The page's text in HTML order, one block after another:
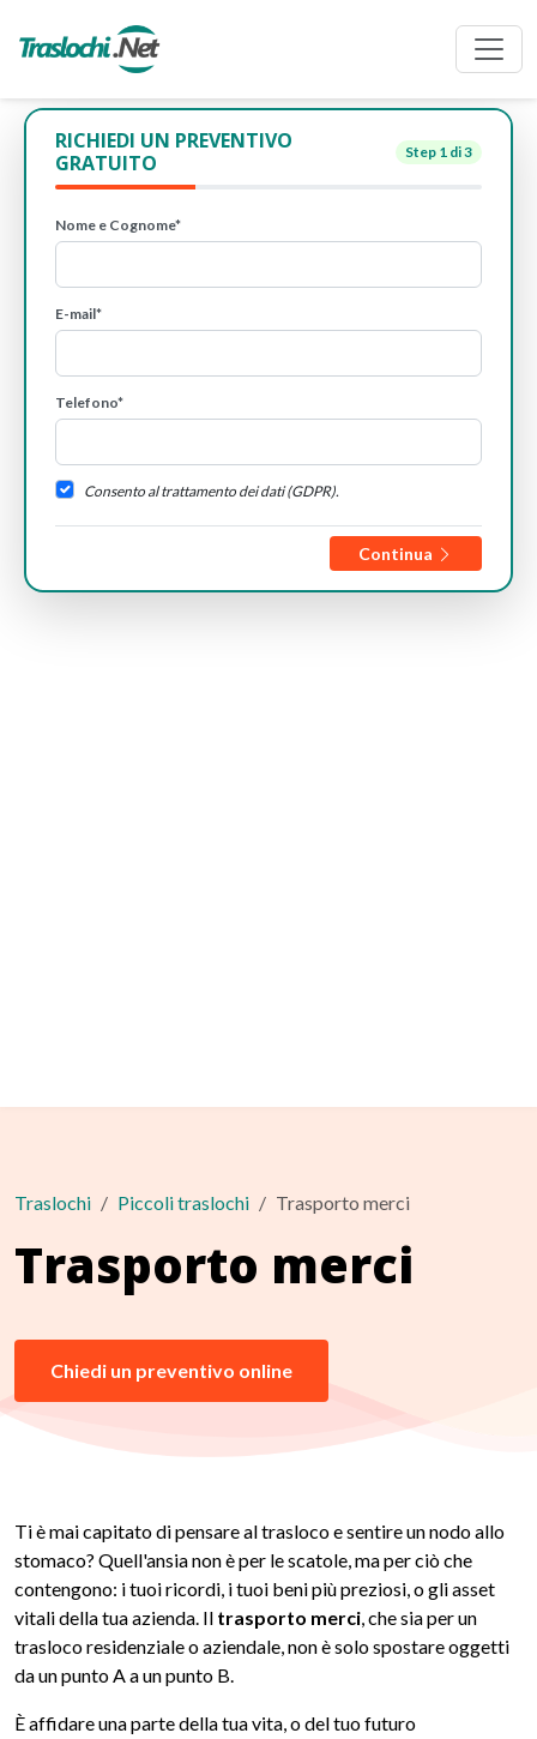
RICHIEDI UN PREVENTIVO
GRATUITO
Step 1 di 3
Nome e Cognome*
E-mail*
Telefono*
Consento al trattamento dei dati (GDPR).
Continua
Traslochi Piccoli traslochi Trasporto merci
Trasporto merci
Chiedi un preventivo online
Ti è mai capitato di pensare al trasloco e sentire un nodo allo
stomaco? Quell'ansia non è per le scatole, ma per ciò che
contengono: i tuoi ricordi, i tuoi beni più preziosi, o gli asset
vitali della tua azienda. Il trasporto merci, che sia per un
trasloco residenziale o aziendale, non è solo spostare oggetti
da un punto A a un punto B.
È affidare una parte della tua vita, o del tuo futuro